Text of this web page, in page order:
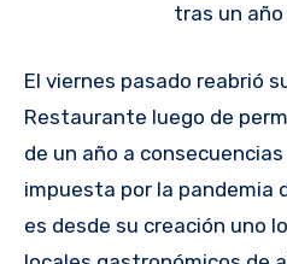
tras un año
El viernes pasado reabrió sus puertas San Pietro
Restaurante luego de
de un año a
impuesta por la pandemia
es desde su creación uno